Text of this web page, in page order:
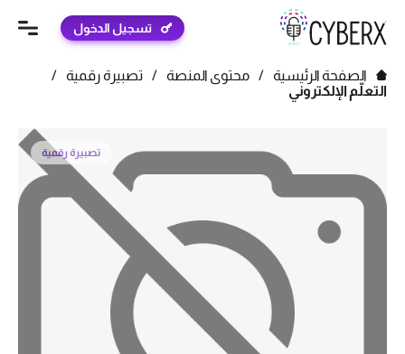
تسجيل الدخول
الصفحة الرئيسية / محتوى المنصة / تصبيرة رقمية
/
التعلّم الإلكتروني
تصبيرة رقمية